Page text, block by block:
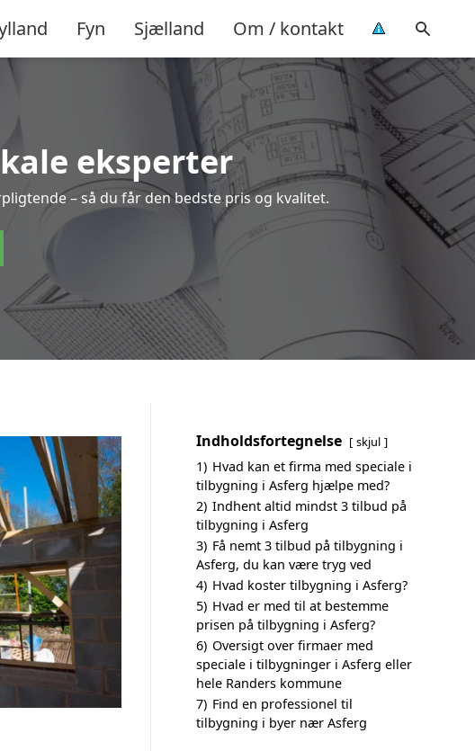
Fyn Sjælland Om / kontakt
eksperter
– så du får den bedste pris og kvalitet.
Indholdsfortegnelse skjul
1) Hvad kan et firma med speciale i
tilbygning i Asferg hjælpe med?
2) Indhent altid mindst 3 tilbud på
tilbygning i Asferg
3) Få nemt 3 tilbud på tilbygning i
Asferg, du kan være tryg ved
4) Hvad koster tilbygning i Asferg?
5) Hvad er med til at bestemme
prisen på tilbygning i Asferg?
6) Oversigt over firmaer med
speciale i tilbygninger i Asferg eller
hele Randers kommune
7) Find en professionel til
tilbygning i byer nær Asferg